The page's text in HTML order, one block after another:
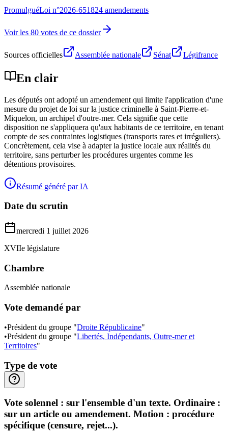
PromulguéLoi n°2026-651824 amendements
Voir les 80 votes de ce dossier
Sources officielles Assemblée nationale Sénat Légifrance
En clair
Les députés ont adopté un amendement qui limite l'application d'une
mesure du projet de loi sur la justice criminelle à Saint-Pierre-et-
Miquelon, un archipel d'outre-mer. Cela signifie que cette
disposition ne s'appliquera qu'aux habitants de ce territoire, en tenant
compte de ses contraintes logistiques (transports rares et irréguliers).
Concrètement, cela vise à adapter la justice locale aux réalités du
territoire, sans perturber les procédures urgentes comme les
détentions provisoires.
Résumé généré par IA
Date du scrutin
mercredi 1 juillet 2026
XVIIe législature
Chambre
Assemblée nationale
Vote demandé par
•Président du groupe "Droite Républicaine"
•Président du groupe "Libertés, Indépendants, Outre-mer et
Territoires"
Type de vote
Vote solennel : sur l'ensemble d'un texte. Ordinaire :
sur un article ou amendement. Motion : procédure
spécifique (censure, rejet...).